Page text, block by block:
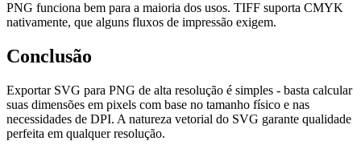
PNG funciona bem para a maioria dos usos. TIFF suporta CMYK
nativamente, que alguns fluxos de impressão exigem.
Conclusão
Exportar SVG para PNG de alta resolução é simples - basta calcular
suas dimensões em pixels com base no tamanho físico e nas
necessidades de DPI. A natureza vetorial do SVG garante qualidade
perfeita em qualquer resolução.